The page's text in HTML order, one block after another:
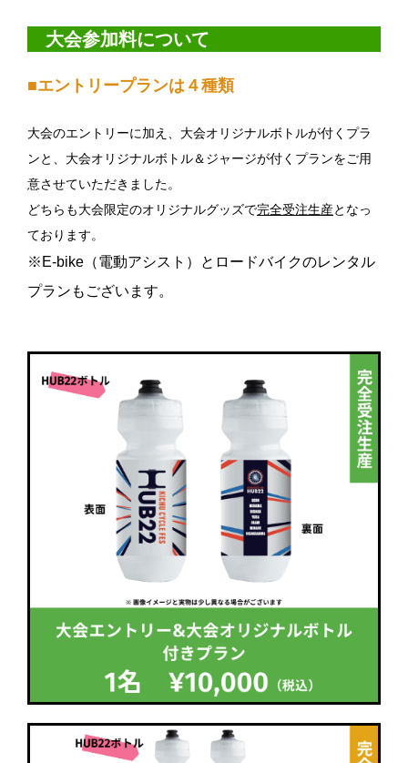
大会参加料について
■エントリープランは４種類
大会のエントリーに加え、大会オリジナルボトルが付くプラ
ンと、大会オリジナルボトル＆ジャージが付くプランをご用
意させていただきました。
どちらも大会限定のオリジナルグッズで完全受注生産となっ
ております。
※E-bike（電動アシスト）とロードバイクのレンタル
プランもございます。